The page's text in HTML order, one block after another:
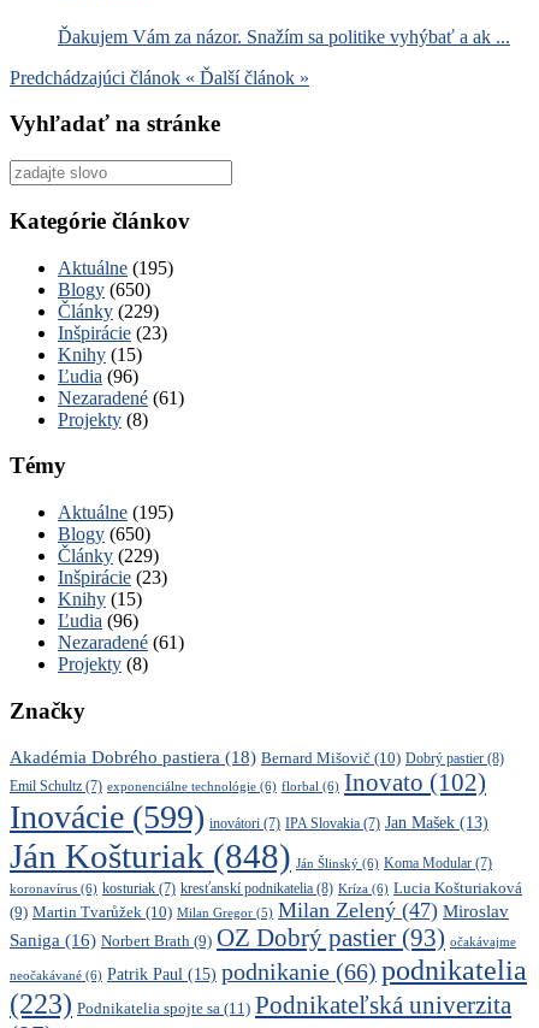
Ďakujem Vám za názor. Snažím sa politike vyhýbať a ak ...
Predchádzajúci článok « Ďalší článok »
Vyhľadať na stránke
Vyhľadať
pre:
Kategórie článkov
Aktuálne (195)
Blogy (650)
Články (229)
Inšpirácie (23)
Knihy (15)
Ľudia (96)
Nezaradené (61)
Projekty (8)
Témy
Aktuálne (195)
Blogy (650)
Články (229)
Inšpirácie (23)
Knihy (15)
Ľudia (96)
Nezaradené (61)
Projekty (8)
Značky
Akadémia Dobrého pastiera (18) Bernard Mišovič (10) Dobrý pastier (8)
Emil Schultz (7) exponenciálne technológie (6) florbal (6) Inovato (102)
Inovácie (599) inovátori (7) IPA Slovakia (7) Jan Mašek (13)
Ján Košturiak (848) Ján Šlinský (6) Koma Modular (7)
koronavírus (6) kosturiak (7) kresťanskí podnikatelia (8) Kríza (6) Lucia Košturiaková
(9) Martin Tvarůžek (10) Milan Gregor (5) Milan Zelený (47) Miroslav
Saniga (16) Norbert Brath (9) OZ Dobrý pastier (93) očakávajme
neočakávané (6) Patrik Paul (15) podnikanie (66) podnikatelia
(223) Podnikatelia spojte sa (11) Podnikateľská univerzita